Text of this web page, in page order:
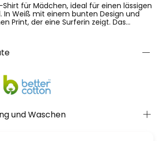
für Mädchen, ideal für einen lässigen
In Weiß mit einem bunten Design und
Print, der eine Surferin zeigt. Das
Weichheit und Flexibilität, perfekt für
Erhältlich in Größen von 2 bis 14
Kleidungsstück, das sich leicht
kombinieren lässt und der Garderobe
und Waschen